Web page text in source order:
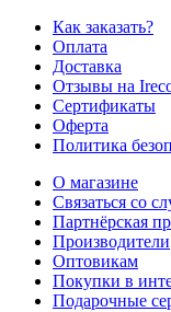
Как заказать?
Оплата
Доставка
Отзывы на
Сертификаты
Оферта
Политика
О магазине
Связаться со
Партнёрская
Производители
Оптовикам
Покупки в
Подарочные